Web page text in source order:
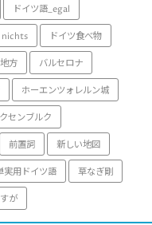
ドイツ語_egal
nichts ドイツ食べ物
方 バルセロナ
ホーエンツォレルン城
センブルク
前置詞 新しい地図
実用ドイツ語 草なぎ剛
が